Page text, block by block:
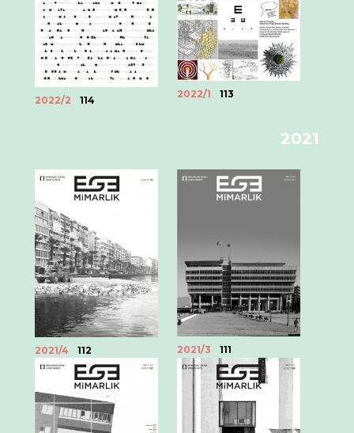
2021
2021/4 112 2021/3 111
2022/2 114
2022/1 113